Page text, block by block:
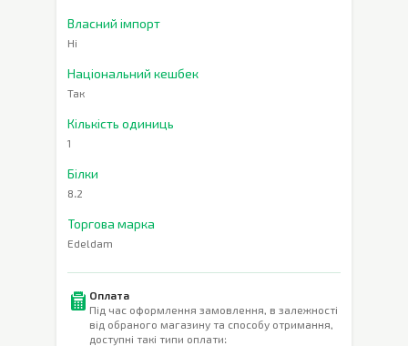
Власний імпорт
Ні
Національний кешбек
Так
Кількість одиниць
1
Білки
8.2
Торгова марка
Edeldam
Оплата
Під час оформлення замовлення, в залежності
від обраного магазину та способу отримання,
доступні такі типи оплати: